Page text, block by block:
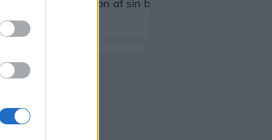
konfiskation af sin bil